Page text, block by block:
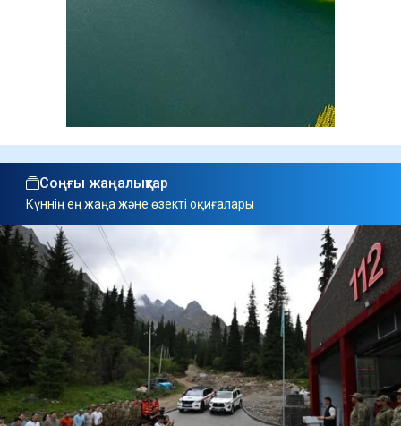
Соңғы жаңалықтар
Күннің ең жаңа және өзекті оқиғалары